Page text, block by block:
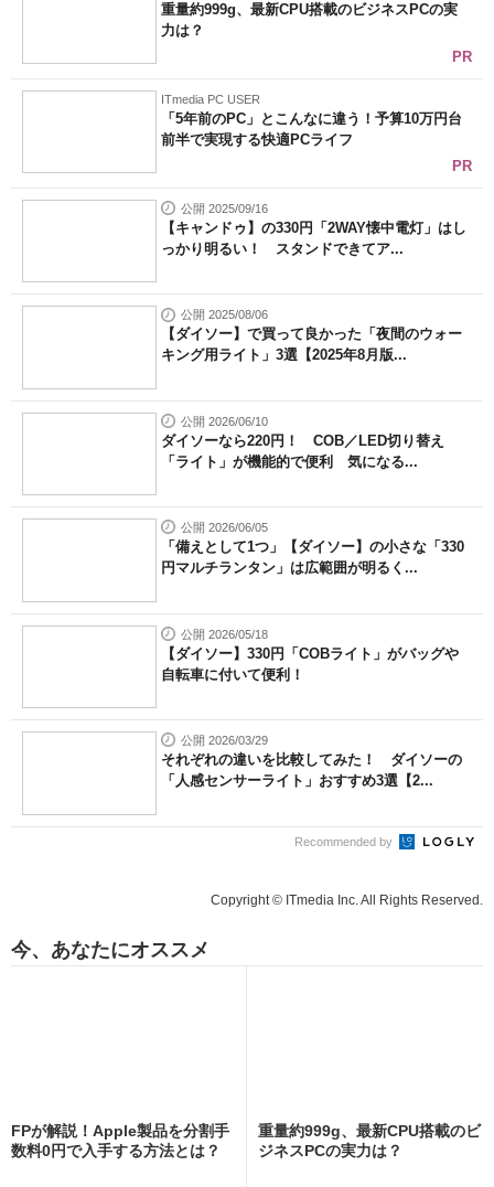
重量約999g、最新CPU搭載のビジネスPCの実
力は？
PR
ITmedia PC USER
「5年前のPC」とこんなに違う！予算10万円台
前半で実現する快適PCライフ
PR
公開 2025/09/16
【キャンドゥ】の330円「2WAY懐中電灯」はし
っかり明るい！ スタンドできてア...
公開 2025/08/06
【ダイソー】で買って良かった「夜間のウォー
キング用ライト」3選【2025年8月版...
公開 2026/06/10
ダイソーなら220円！ COB／LED切り替え
「ライト」が機能的で便利 気になる...
公開 2026/06/05
「備えとして1つ」【ダイソー】の小さな「330
円マルチランタン」は広範囲が明るく...
公開 2026/05/18
【ダイソー】330円「COBライト」がバッグや
自転車に付いて便利！
公開 2026/03/29
それぞれの違いを比較してみた！ ダイソーの
「人感センサーライト」おすすめ3選【2...
Recommended by
Copyright © ITmedia Inc. All Rights Reserved.
今、あなたにオススメ
FPが解説！Apple製品を分割手
数料0円で入手する方法とは？
重量約999g、最新CPU搭載のビ
ジネスPCの実力は？